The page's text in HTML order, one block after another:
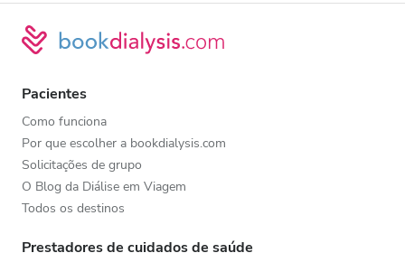
Pacientes
Como funciona
Por que escolher a bookdialysis.com
Solicitações de grupo
O Blog da Diálise em Viagem
Todos os destinos
Prestadores de cuidados de saúde